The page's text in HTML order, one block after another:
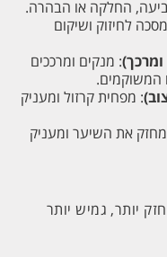
החלקה או הבהרה.
לחיזוק ושיקום
: מנקים ומרככים
המשוקמים.
: מפחית קרזול ומעניק
את השיער ומעניק
יותר, גמיש יותר